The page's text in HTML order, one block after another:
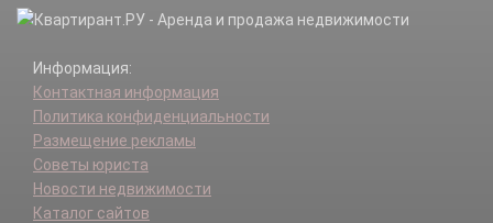
Информация:
Контактная информация
Политика конфиденциальности
Размещение рекламы
Советы юриста
Новости недвижимости
Каталог сайтов